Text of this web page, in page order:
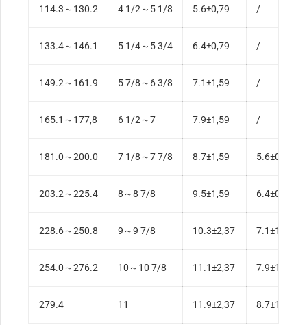
114.3～130.2 4 1/2～5 1/8 5.6±0,79 /
133.4～146.1 5 1/4～5 3/4 6.4±0,79 /
149.2～161.9 5 7/8～6 3/8 7.1±1,59 /
165.1～177,8 6 1/2～7 7.9±1,59 /
181.0～200.0 7 1/8～7 7/8 8.7±1,59 5.6±0,79
203.2～225.4 8～8 7/8 9.5±1,59 6.4±0,79
228.6～250.8 9～9 7/8 10.3±2,37 7.1±1,59
254.0～276.2 10～10 7/8 11.1±2,37 7.9±1,59
279.4 11 11.9±2,37 8.7±1,59